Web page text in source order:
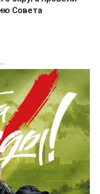
Совета
-